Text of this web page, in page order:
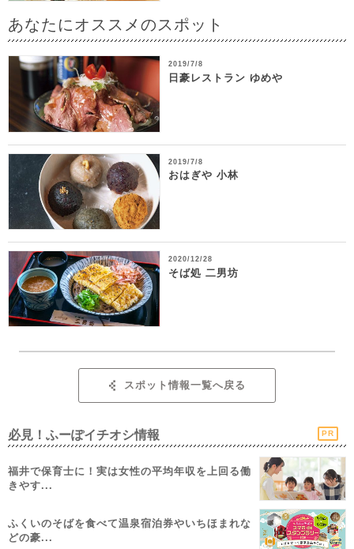
あなたにオススメのスポット
2019/7/8
日豪レストラン ゆめや
2019/7/8
おはぎや 小林
2020/12/28
そば処 二男坊
スポット情報一覧へ戻る
必見！ふーぽイチオシ情報 PR
福井で保育士に！実は女性の平均年収を上回る働
きやす...
ふくいのそばを食べて温泉宿泊券やいちほまれな
どの豪...